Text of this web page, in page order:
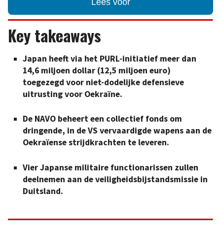
Lees voor
Key takeaways
Japan heeft via het PURL-initiatief meer dan
14,6 miljoen dollar (12,5 miljoen euro)
toegezegd voor niet-dodelijke defensieve
uitrusting voor Oekraïne.
De NAVO beheert een collectief fonds om
dringende, in de VS vervaardigde wapens aan de
Oekraïense strijdkrachten te leveren.
Vier Japanse militaire functionarissen zullen
deelnemen aan de veiligheidsbijstandsmissie in
Duitsland.